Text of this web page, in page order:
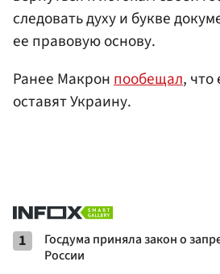
следовать духу и букве
ее правовую основу.
Ранее Макронпообещал,
оставят Украину.
1
Госдума приняла закон о
России